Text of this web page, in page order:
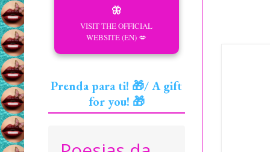
🦋
VISIT THE OFFICIAL
WEBSITE (EN) 💋
Prenda para ti! 🎁/ A gift
for you! 🎁